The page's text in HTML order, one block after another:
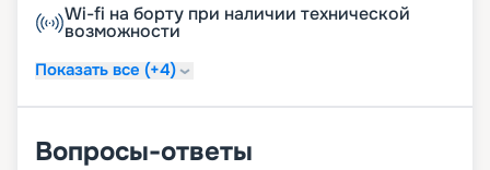
Wi-fi на борту при наличии технической
возможности
Показать все (+4)
Вопросы-ответы